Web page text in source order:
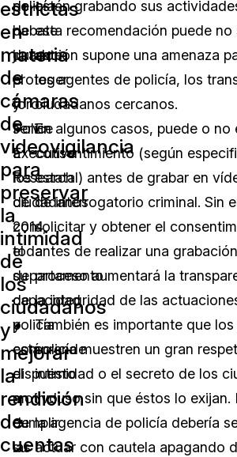
estrictas
en
materia
de
cámaras
de
videovigilancia
para
preservar
la
intimidad
de
los
ciudadanos
y
mejorar
la
rendición
de
cuentas
de
debate
durante
el
foro
Police
Executive
Research
de
2014,
el
departamento
de
policía
comprende
el
motivo
de
las
policía
ha
jurado
proteger
y
servir
a
los
ciudadanos
con
toda
su
capacidad
y
está
dispuesto
a
cumplir
su
están grabando sus
esta recomendación puede no
acción supone una amenaza
los agentes de policía, los
ciudadanos cercanos.
En algunos casos, puede o no
consentimiento (según
estatal) antes de grabar en
de interrogatorio criminal. Sin
solicitar y obtener el
antes de realizar una
proceso aumentará la
la integridad de las
También es importante que
policía muestren un gran
intimidad o el secreto de los
incluso sin que éstos lo exijan.
la agencia de policía debería
actuar con cautela apagando